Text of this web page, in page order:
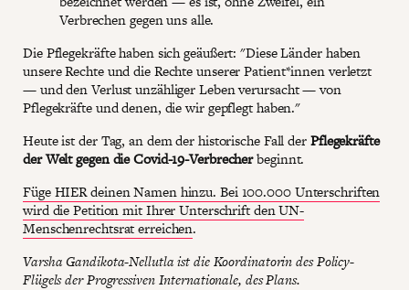
Verbrechen gegen uns alle.
Die Pflegekräfte haben sich geäußert: "Diese Länder haben
unsere Rechte und die Rechte unserer Patient*innen verletzt
— und den Verlust unzähliger Leben verursacht — von
Pflegekräfte und denen, die wir gepflegt haben."
Heute ist der Tag, an dem der historische Fall derPflegekräfte
der Welt gegen die Covid-19-Verbrecherbeginnt.
Füge HIER deinen Namen hinzu. Bei 100.000 Unterschriften
wird die Petition mit Ihrer Unterschrift den UN-
Menschenrechtsrat erreichen.
Varsha Gandikota-Nellutla ist die Koordinatorin des Policy-
Flügels der Progressiven Internationale, des Plans.